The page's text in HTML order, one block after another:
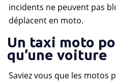
incidents ne peuvent pas
déplacent en moto.
Un taxi moto
qu’une voiture
Saviez vous que les motos